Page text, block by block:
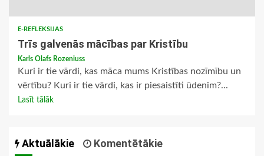
E-REFLEKSIJAS
Trīs galvenās mācības par Kristību
Karls Olafs Rozeniuss
Kuri ir tie vārdi, kas māca mums Kristības nozīmību un
vērtību? Kuri ir tie vārdi, kas ir piesaistīti ūdenim?...
Lasīt tālāk
Aktuālākie Komentētākie